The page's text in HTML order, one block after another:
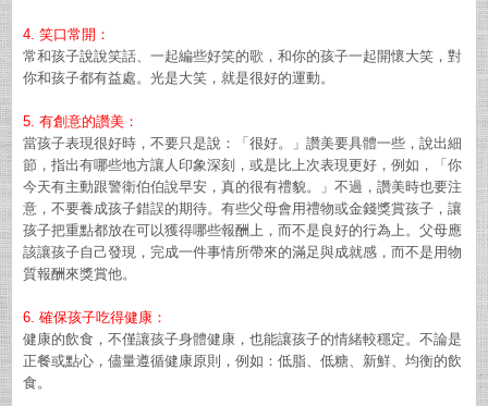
4. 笑口常開：
常和孩子說說笑話、一起編些好笑的歌，和你的孩子一起開懷大笑，對
你和孩子都有益處。光是大笑，就是很好的運動。
5. 有創意的讚美：
當孩子表現很好時，不要只是說：「很好。」讚美要具體一些，說出細
節，指出有哪些地方讓人印象深刻，或是比上次表現更好，例如，「你
今天有主動跟警衛伯伯說早安，真的很有禮貌。」不過，讚美時也要注
意，不要養成孩子錯誤的期待。有些父母會用禮物或金錢獎賞孩子，讓
孩子把重點都放在可以獲得哪些報酬上，而不是良好的行為上。父母應
該讓孩子自己發現，完成一件事情所帶來的滿足與成就感，而不是用物
質報酬來獎賞他。
6. 確保孩子吃得健康：
健康的飲食，不僅讓孩子身體健康，也能讓孩子的情緒較穩定。不論是
正餐或點心，儘量遵循健康原則，例如：低脂、低糖、新鮮、均衡的飲
食。